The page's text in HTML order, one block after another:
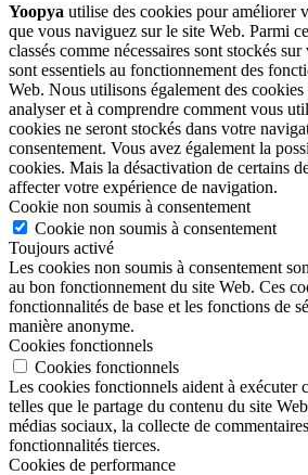
Yoopya utilise des cookies pour améliorer
que vous naviguez sur le site Web. Parmi
classés comme nécessaires sont stockés
sont essentiels au fonctionnement des
Web. Nous utilisons également des
analyser et à comprendre comment vous
cookies ne seront stockés dans votre
consentement. Vous avez également la
cookies. Mais la désactivation de certains
affecter votre expérience de navigation.
Cookie non soumis à consentement
Cookie non soumis à consentement
Toujours activé
Les cookies non soumis à consentement
au bon fonctionnement du site Web. Ces
fonctionnalités de base et les fonctions de
manière anonyme.
Cookies fonctionnels
Cookies fonctionnels
Les cookies fonctionnels aident à exécuter
telles que le partage du contenu du site
médias sociaux, la collecte de
fonctionnalités tierces.
Cookies de performance